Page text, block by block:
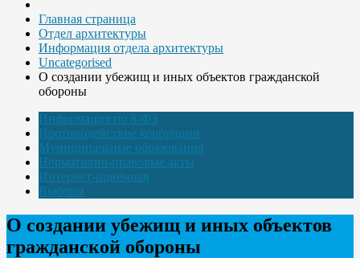
Главная страница
Отдел архитектуры
Информация отдела архитектуры
Uncategorised
О создании убежищ и иных объектов гражданской
обороны
Информация по 8-ФЗ
Противодействие коррупции
Муниципальные образования
Нормативно-правовые акты
Интернет-приёмная
Выборы
О создании убежищ и иных объектов
гражданской обороны